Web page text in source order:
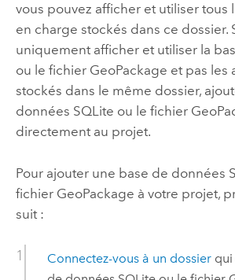
vous pouvez afficher et utiliser tous
en charge stockés dans ce dossier.
uniquement afficher et utiliser la
ou le fichier GeoPackage et pas les
stockés dans le même dossier,
données SQLite ou le fichier
directement au projet.
Pour ajouter une base de données
fichier GeoPackage à votre projet,
suit :
Connectez-vous à un dossierqui